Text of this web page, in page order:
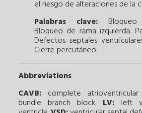
el riesgo de alteraciones de la
Palabras clave:
Bloqueo
Bloqueo de rama izquierda.
Defectos septales
Cierre percutáneo.
Abbreviations
CAVB: complete
bundle branch block. LV: left